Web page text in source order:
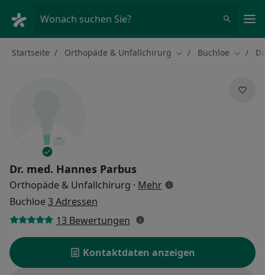
Wonach suchen Sie?
Startseite Orthopäde & Unfallchirurg Stadt ändern
Buchloe Stadt
Dr. med. Hannes Parbus
Orthopäde & Unfallchirurg · Mehrüber Spezialisierungen
Buchloe 3 Adressen
13 Bewertungen
Kontaktdaten anzeigen